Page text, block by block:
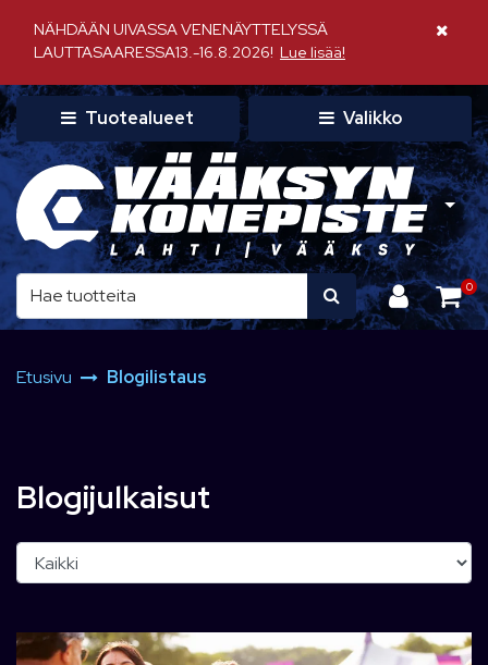
NÄHDÄÄN UIVASSA VENENÄYTTELYSSÄ
LAUTTASAARESSA13.-16.8.2026! Lue lisää!
Sulje
Tuotealueet Valikko
0
Etusivu Blogilistaus
Blogijulkaisut
Kategoria